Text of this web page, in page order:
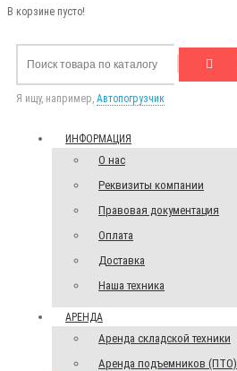
В корзине пусто!
Я ищу, например, Автопогрузчик
ИНФОРМАЦИЯ
О нас
Реквизиты компании
Правовая документация
Оплата
Доставка
Наша техника
АРЕНДА
Аренда складской техники
Аренда подъемников (ПТО)